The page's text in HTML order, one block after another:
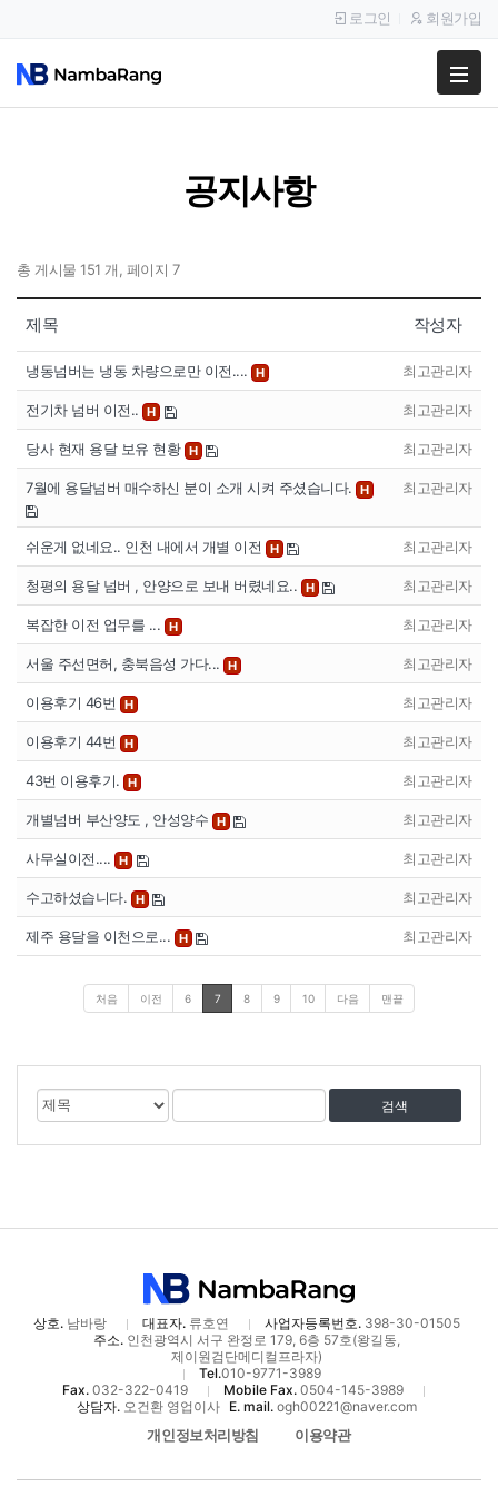
팔고
이용후기
로그인 회원가입
공지사항
총 게시물 151 개, 페이지 7
제목 작성자
냉동넘버는 냉동 차량으로만 이전.... H 최고관리자
전기차 넘버 이전.. H 최고관리자
당사 현재 용달 보유 현황 H 최고관리자
7월에 용달넘버 매수하신 분이 소개 시켜 주셨습니다. H 최고관리자
쉬운게 없네요.. 인천 내에서 개별 이전 H 최고관리자
청평의 용달 넘버 , 안양으로 보내 버렸네요.. H 최고관리자
복잡한 이전 업무를 ... H 최고관리자
서울 주선면허, 충북음성 가다... H 최고관리자
이용후기 46번 H 최고관리자
이용후기 44번 H 최고관리자
43번 이용후기. H 최고관리자
개별넘버 부산양도 , 안성양수 H 최고관리자
사무실이전.... H 최고관리자
수고하셨습니다. H 최고관리자
제주 용달을 이천으로... H 최고관리자
처음 이전 6 7 8 9 10 다음 맨끝
게
물
검
색
대
검
어
상호.남바랑 대표자.류호연 사업자등록번호.398-30-01505
주소.인천광역시 서구 완정로 179, 6층 57호(왕길동,
제이원검단메디컬프라자)
Tel.010-9771-3989
Fax. 032-322-0419 Mobile Fax. 0504-145-3989
상담자.오건환 영업이사 E. mail.ogh00221@naver.com
개인정보처리방침 이용약관